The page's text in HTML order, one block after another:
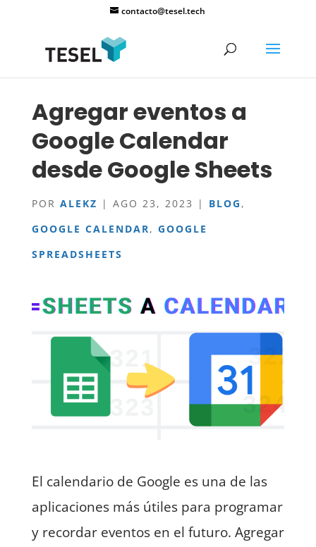
contacto@tesel.tech
Agregar eventos a
Google Calendar
desde Google Sheets
POR ALEKZ | AGO 23, 2023 | BLOG ,
GOOGLE CALENDAR, GOOGLE
SPREADSHEETS
El calendario de Google es una de las
aplicaciones más útiles para programar
y recordar eventos en el futuro. Agregar